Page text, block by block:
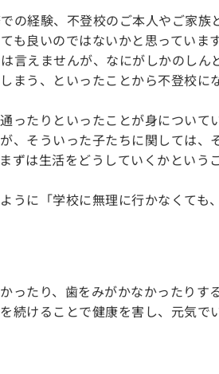
の経験、不登校のご本人やご家族
も良いのではないかと思っています
言えませんが、なにがしかのしん
まう、といったことから不登校に
ったりといったことが身について
、そういった子たちに関しては、
ずは生活をどうしていくかという
うに「学校に無理に行かなくても
ったり、歯をみがかなかったりす
続けることで健康を害し、元気で